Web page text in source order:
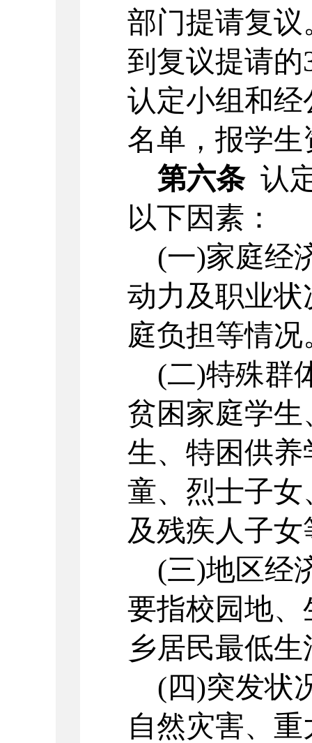
部门提请复
到复议提请
认定小组和
名单，报学
第六条 认
以下因素：
(一)家庭经
动力及职业
庭负担等情况
(二)特殊群
贫困家庭学
生、特困供
童、烈士子
及残疾人子
(三)地区经
要指校园地
乡居民最低
(四)突发状
自然灾害、